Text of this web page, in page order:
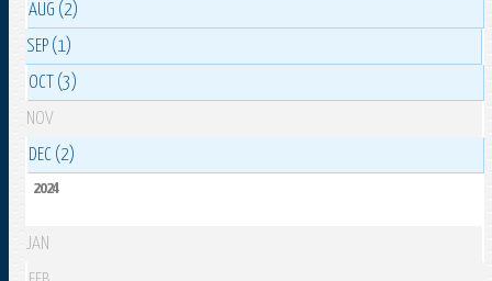
AUG (2)
SEP (1)
OCT (3)
NOV
DEC (2)
2024
JAN